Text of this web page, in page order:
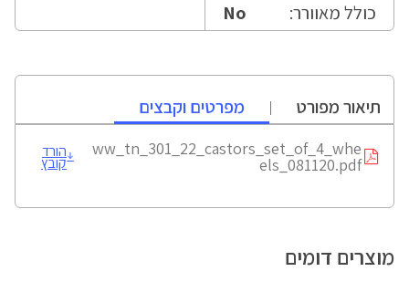
כולל מאוורר:
No
תיאור מפורט מפרטים וקבצים
ww_tn_301_22_castors_set_of_4_whe
els_081120.pdf
הורד
קובץ
מוצרים דומים